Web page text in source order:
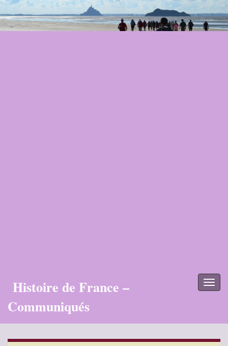
Histoire de France –
Communiqués